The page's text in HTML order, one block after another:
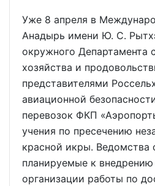
Уже 8 апреля в
Анадырь имени Ю. С.
окружного Департамента
хозяйства и
представителями
авиационной
перевозок ФКП
учения по пресечению
красной икры. Ведомства
планируемые к
организации работы по